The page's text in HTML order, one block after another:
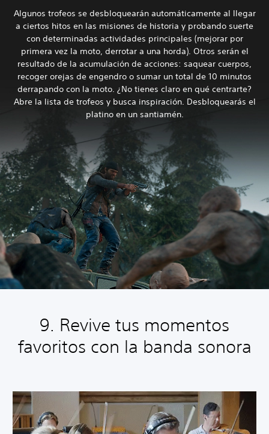
Algunos trofeos se desbloquearán automáticamente al llegar
a ciertos hitos en las misiones de historia y probando suerte
con determinadas actividades principales (mejorar por
primera vez la moto, derrotar a una horda). Otros serán el
resultado de la acumulación de acciones: saquear cuerpos,
recoger orejas de engendro o sumar un total de 10 minutos
derrapando con la moto. ¿No tienes claro en qué centrarte?
Abre la lista de trofeos y busca inspiración. Desbloquearás el
platino en un santiamén.
9. Revive tus momentos
favoritos con la banda sonora